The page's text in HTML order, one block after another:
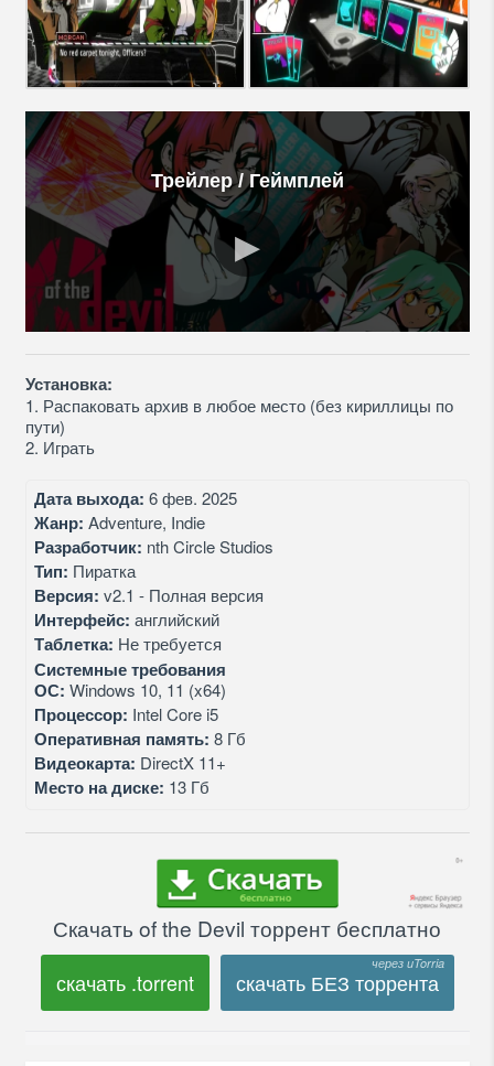
Трейлер / Геймплей
Установка:
1. Распаковать архив в любое место (без кириллицы по
пути)
2. Играть
Дата выхода: 6 фев. 2025
Жанр: Adventure, Indie
Разработчик: nth Circle Studios
Тип: Пиратка
Версия: v2.1 - Полная версия
Интерфейс: английский
Таблетка: Не требуется
Системные требования
ОС: Windows 10, 11 (x64)
Процессор: Intel Core i5
Оперативная память: 8 Гб
Видеокарта: DirectX 11+
Место на диске: 13 Гб
Скачать of the Devil торрент бесплатно
скачать .torrent скачать БЕЗ торрента